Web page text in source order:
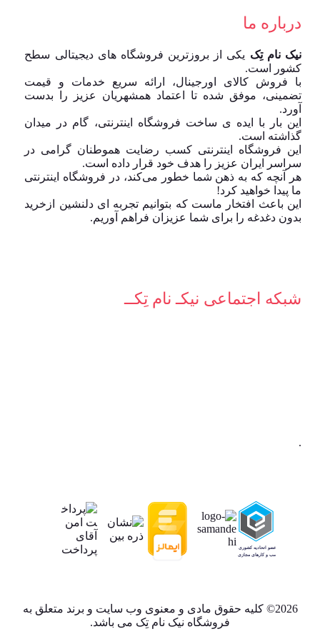
درباره ما
نیک نام تِک یکی از بروزترین فروشگاه های دیجیتالی سطح
کشور است.
با فروش کالای اورجینال، ارائه سریع خدمات و قیمت
تضمینی، موفق شده تا اعتماد همشهریان عزیز را بدست
آورد.
این بار با ایده ی ساخت فروشگاه اینترنتی، گام در میدان
گذاشته است.
این فروشگاه اینترنتی کسب رضایت هموطنان گرامی در
سراسر ایران عزیز را هدف خود قرار داده است.
هر آنچه که به ذهن شما خطور می‌کند، در فروشگاه اینترنتی
ما پیدا خواهید کرد!
این باعث افتخار ماست که بتوانیم تجربه ای دلنشین ازخرید
بدون دغدغه را برای شما عزیزان فراهم آوریم.
شبکه‌ اجتماعی نیکـ نام تِکــ
.
2026© کلیه حقوق مادی و معنوی وب سایت و برند متعلق به
فروشگاه نیک نام تِک می باشد.